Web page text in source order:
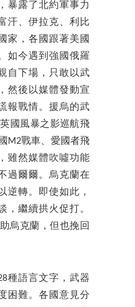
暴露了北約軍事力
汗、伊拉克、利比
家，各國跟著美國
如今遇到強國俄羅
自下場，只敢以武
然後以媒體發動宣
報戰情。援烏的武
國風暴之影巡航飛
M2戰車、愛國者飛
雖然媒體吹噓功能
過爾爾。烏克蘭在
逆轉。即使如此，
，繼續拱火促打。
烏克蘭，但也挽回
種語言文字，武器
困難。各國意見分